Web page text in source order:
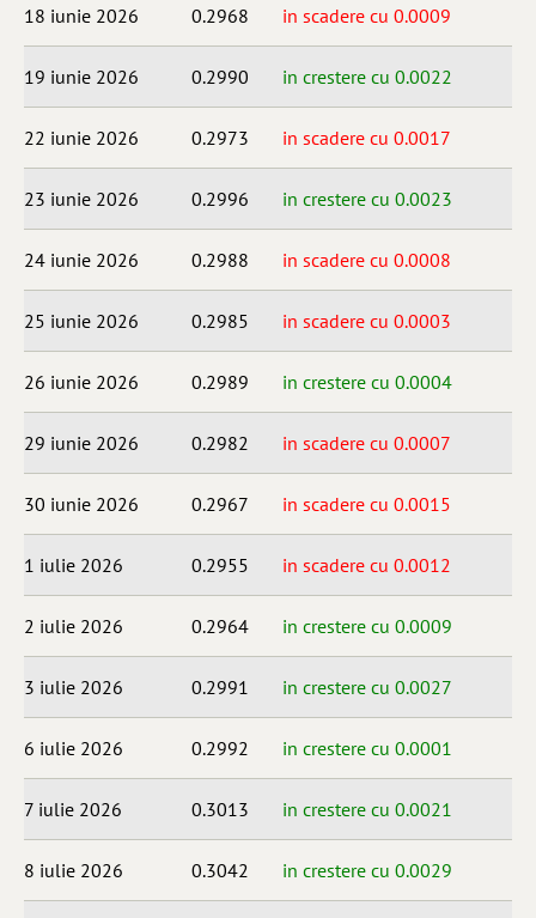
18 iunie 2026 0.2968 in scadere cu 0.0009
19 iunie 2026 0.2990 in crestere cu 0.0022
22 iunie 2026 0.2973 in scadere cu 0.0017
23 iunie 2026 0.2996 in crestere cu 0.0023
24 iunie 2026 0.2988 in scadere cu 0.0008
25 iunie 2026 0.2985 in scadere cu 0.0003
26 iunie 2026 0.2989 in crestere cu 0.0004
29 iunie 2026 0.2982 in scadere cu 0.0007
30 iunie 2026 0.2967 in scadere cu 0.0015
1 iulie 2026 0.2955 in scadere cu 0.0012
2 iulie 2026 0.2964 in crestere cu 0.0009
3 iulie 2026 0.2991 in crestere cu 0.0027
6 iulie 2026 0.2992 in crestere cu 0.0001
7 iulie 2026 0.3013 in crestere cu 0.0021
8 iulie 2026 0.3042 in crestere cu 0.0029